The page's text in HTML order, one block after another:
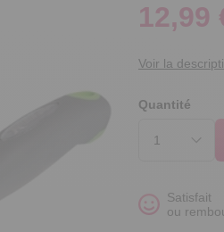
12,99
Voir la
Quantité
Satisfait
ou